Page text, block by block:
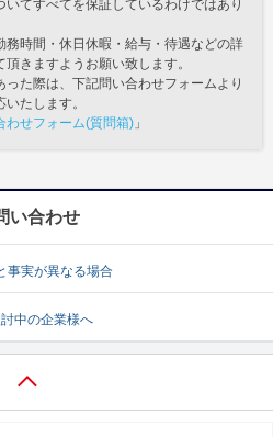
てすべてを保証しているわけではあり
時間・休日休暇・給与・待遇などの詳
きますようお願い致します。
た際は、下記問い合わせフォームより
たします。
せフォーム(質問箱) 」
い合わせ
事実が異なる場合
中の企業様へ